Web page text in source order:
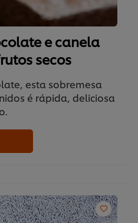
e canela
secos
esta sobremesa
é rápida, deliciosa